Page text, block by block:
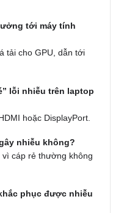
tới máy tính
tải cho GPU, dẫn tới
lỗi nhiễu trên laptop
hoặc DisplayPort.
nhiễu không?
cáp rẻ thường không
phục được nhiễu